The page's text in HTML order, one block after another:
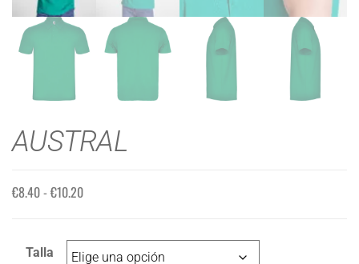
AUSTRAL
€8.40-€10.20
Talla